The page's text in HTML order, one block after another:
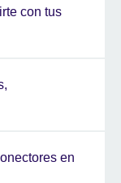
con tus
en